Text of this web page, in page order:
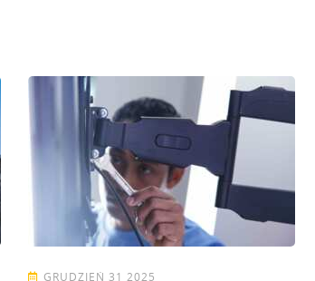
GRUDZIEŃ 31 2025